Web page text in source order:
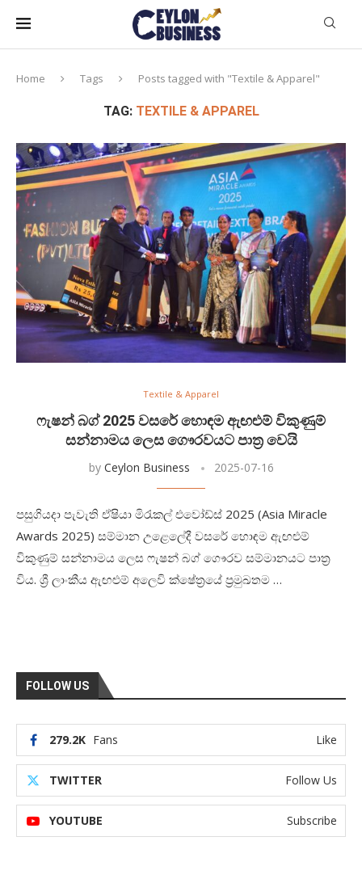
Home Tags Posts tagged with "Textile & Apparel"
TAG: TEXTILE & APPAREL
Textile & Apparel
ෆැෂන් බග් 2025 වසරේ හොඳම ඇඟළුම් විකුණුම්
සන්නාමය ලෙස ගෞරවයට පාත්‍ර වෙයි
by Ceylon Business 2025-07-16
පසුගියදා පැවැති ඒෂියා මිරැකල් එවෝඩ්ස් 2025 (Asia Miracle
Awards 2025) සම්මාන උළෙලේදී වසරේ හොඳම ඇඟළුම්
විකුණුම් සන්නාමය ලෙස ෆැෂන් බග් ගෞරව සම්මානයට පාත්‍ර
විය. ශ්‍රී ලාංකීය ඇඟළුම් අලෙවි ක්ෂේත්‍රයේ ප්‍රමුඛතම …
FOLLOW US
279.2K Fans Like
TWITTER Follow Us
YOUTUBE Subscribe